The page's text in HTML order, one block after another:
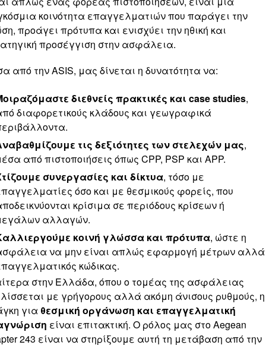
κοινότητα επαγγελματιών που παράγει την
προάγει πρότυπα και ενισχύει την ηθική και
προσέγγιση στην ασφάλεια.
από την ASIS, μας δίνεται η δυνατότητα να:
διεθνείς πρακτικές και case studies,
διαφορετικούς κλάδους και γεωγραφικά
τις δεξιότητες των στελεχών μας,
από πιστοποιήσεις όπως CPP, PSP και APP.
συνεργασίες και δίκτυα, τόσο με
όσο και με θεσμικούς φορείς, που
κρίσιμα σε περιόδους κρίσεων ή
αλλαγών.
κοινή γλώσσα και πρότυπα, ώστε η
να μην είναι απλώς εφαρμογή μέτρων αλλά
κώδικας.
στην Ελλάδα, όπου ο τομέας της ασφάλειας
με γρήγορους αλλά ακόμη άνισους ρυθμούς, η
για θεσμική οργάνωση και επαγγελματική
είναι επιτακτική. Ο ρόλος μας στο Aegean
243 είναι να στηρίξουμε αυτή τη μετάβαση από την